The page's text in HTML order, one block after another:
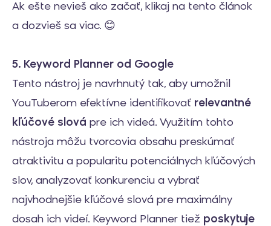
Ak ešte nevieš ako začať, klikaj na tento článok
a dozvieš sa viac. 😊
5. Keyword Planner od Google
Tento nástroj je navrhnutý tak, aby umožnil
YouTuberom efektívne identifikovať relevantné
kľúčové slová pre ich videá. Využitím tohto
nástroja môžu tvorcovia obsahu preskúmať
atraktivitu a popularitu potenciálnych kľúčových
slov, analyzovať konkurenciu a vybrať
najvhodnejšie kľúčové slová pre maximálny
dosah ich videí. Keyword Planner tiež poskytuje